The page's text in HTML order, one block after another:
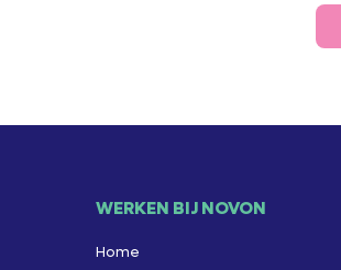
WERKEN BIJ NOVON
Home